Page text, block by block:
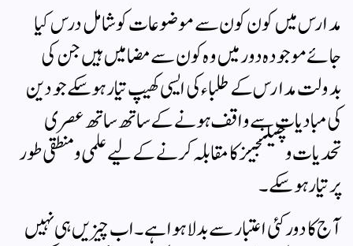
مدارس میں کون کون سے موضوعات کو شامل درس کیا
جائے موجودہ دور میں وہ کون سے مضامیں ہیں جن کی
بدولت مدارس کے طلباء کی ایسی کھیپ تیار ہوسکے جو دین
کی مبادیات سے واقف ہونے کے ساتھ ساتھ عصری
تحدیات وچیلنجیز کا مقابلہ کرنے کے لیے علمی و منطقی طور
پر تیار ہوسکے۔
آ ج کا دور کئی اعتبار سے بدلا ہوا ہے۔ اب چیزیں ہی نہیں